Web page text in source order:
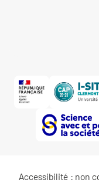
Accessibilité : non